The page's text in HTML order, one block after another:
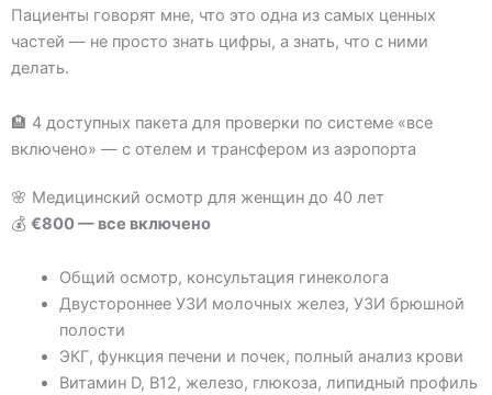
Пациенты говорят мне, что это одна из самых ценных
частей — не просто знать цифры, а знать, что с ними
делать.
🏨 4 доступных пакета для проверки по системе «все
включено» — с отелем и трансфером из аэропорта
🌸 Медицинский осмотр для женщин до 40 лет
💰 €800 — все включено
Общий осмотр, консультация гинеколога
Двустороннее УЗИ молочных желез, УЗИ брюшной
полости
ЭКГ, функция печени и почек, полный анализ крови
Витамин D, B12, железо, глюкоза, липидный профиль